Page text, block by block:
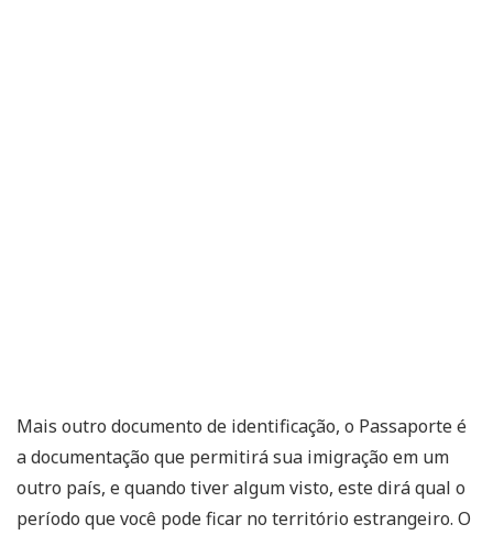
Mais outro documento de identificação, o Passaporte é
a documentação que permitirá sua imigração em um
outro país, e quando tiver algum visto, este dirá qual o
período que você pode ficar no território estrangeiro. O